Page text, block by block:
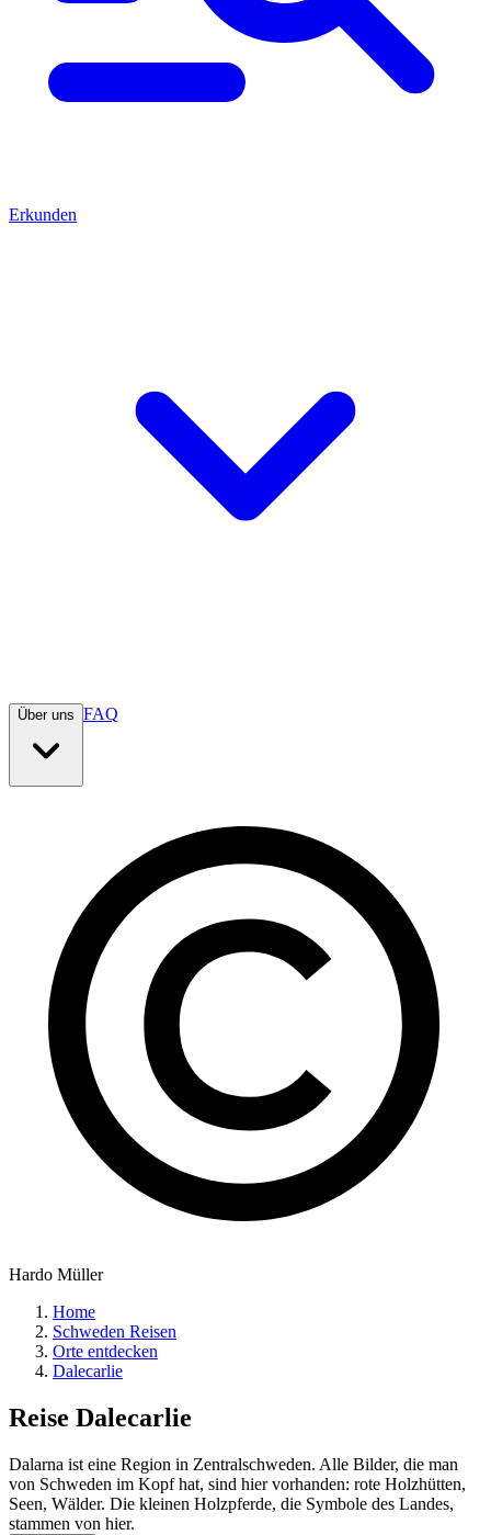
Erkunden
Über uns FAQ
Hardo Müller
Home
Schweden Reisen
Orte entdecken
Dalecarlie
Reise Dalecarlie
Dalarna ist eine Region in Zentralschweden. Alle Bilder, die man
von Schweden im Kopf hat, sind hier vorhanden: rote Holzhütten,
Seen, Wälder. Die kleinen Holzpferde, die Symbole des Landes,
stammen von hier.